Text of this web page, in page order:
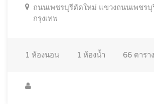
ถนนเพชรบุรีตัดใหม่ แขวงถนนเพชร
กรุงเทพ
1 ห้องนอน 1 ห้องน้ำ 66 ตารา